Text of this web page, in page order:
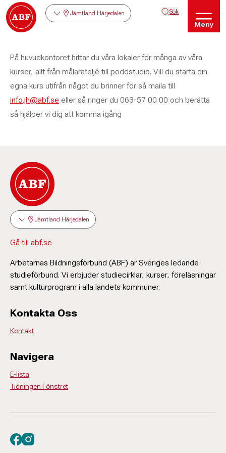
Jämtland Härjedalen Sök
Meny
På huvudkontoret hittar du våra lokaler för många av våra
kurser, allt från målarateljé till poddstudio. Vill du starta din
egna kurs utifrån något du brinner för så maila till
info.jh@abf.se eller så ringer du 063-57 00 00 och berätta
så hjälper vi dig att komma igång
Jämtland Härjedalen
Gå till abf.se
Arbetarnas Bildningsförbund (ABF) är Sveriges ledande
studieförbund. Vi erbjuder studiecirklar, kurser, föreläsningar
samt kulturprogram i alla landets kommuner.
Kontakta Oss
Kontakt
Navigera
E-lista
Tidningen Fönstret
Besök oss på facebook
Besök oss på instagram